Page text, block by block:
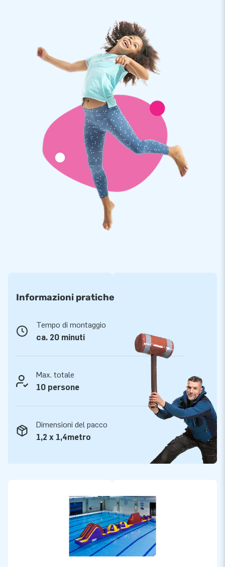
2009 standard di sicurezza e qualità. Con ogni attrazione
acquatica riceverai quindi un certificato di prova riconosciuto,
un logbook e un manuale chiaro. Inoltre, ogni prodotto viene
fornito con un ventilatore. Il materiale d' ancoraggio deve
essere fissato ai punti di ancoraggio in modo che il prodotto
rimanga in posizione e non fluttui troppo vicino ad altri
oggetti. Abbiamo pensato a tutto. In questo modo hai tutto
completo per una grande esperienza.
Saldato ad alta frequenza
JB pone delle esigenze molto elevate sui suoi prodotti. Per
garantire la qualità, utilizziamo tessuti in PVC selezionati da
900 grammi / m2 saldati ad alta frequenza. Il PVC sono forti e
colorfast. I prodotti sono quindi resistenti e facili da pulire. Hai
1 anno di garanzia sul Triangolo isolante ermetico.
Compra questo divertente parco giochi per la piscina e dai ai
tuoi clienti una giornata in acqua fantastica!
migliaia di persone in tutto il mondo. Questo perché il nostro
fornisce attrazioni gonfiabili uniche e insuperabili. Potrai
sempre contare su un servizio e una consegna professionali.
Scopri tu stesso perché veniamo anche chiamati ‘creatori di
Informazioni pratiche
Tempo di montaggio
ca. 20 minuti
Max. totale
10 persone
Dimensioni del pacco
1,2 x 1,4metro